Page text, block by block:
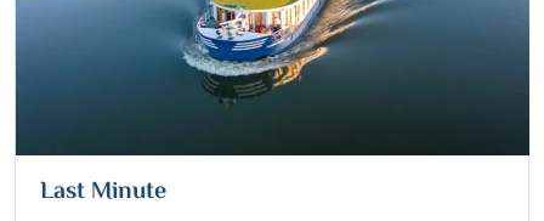
Last Minute